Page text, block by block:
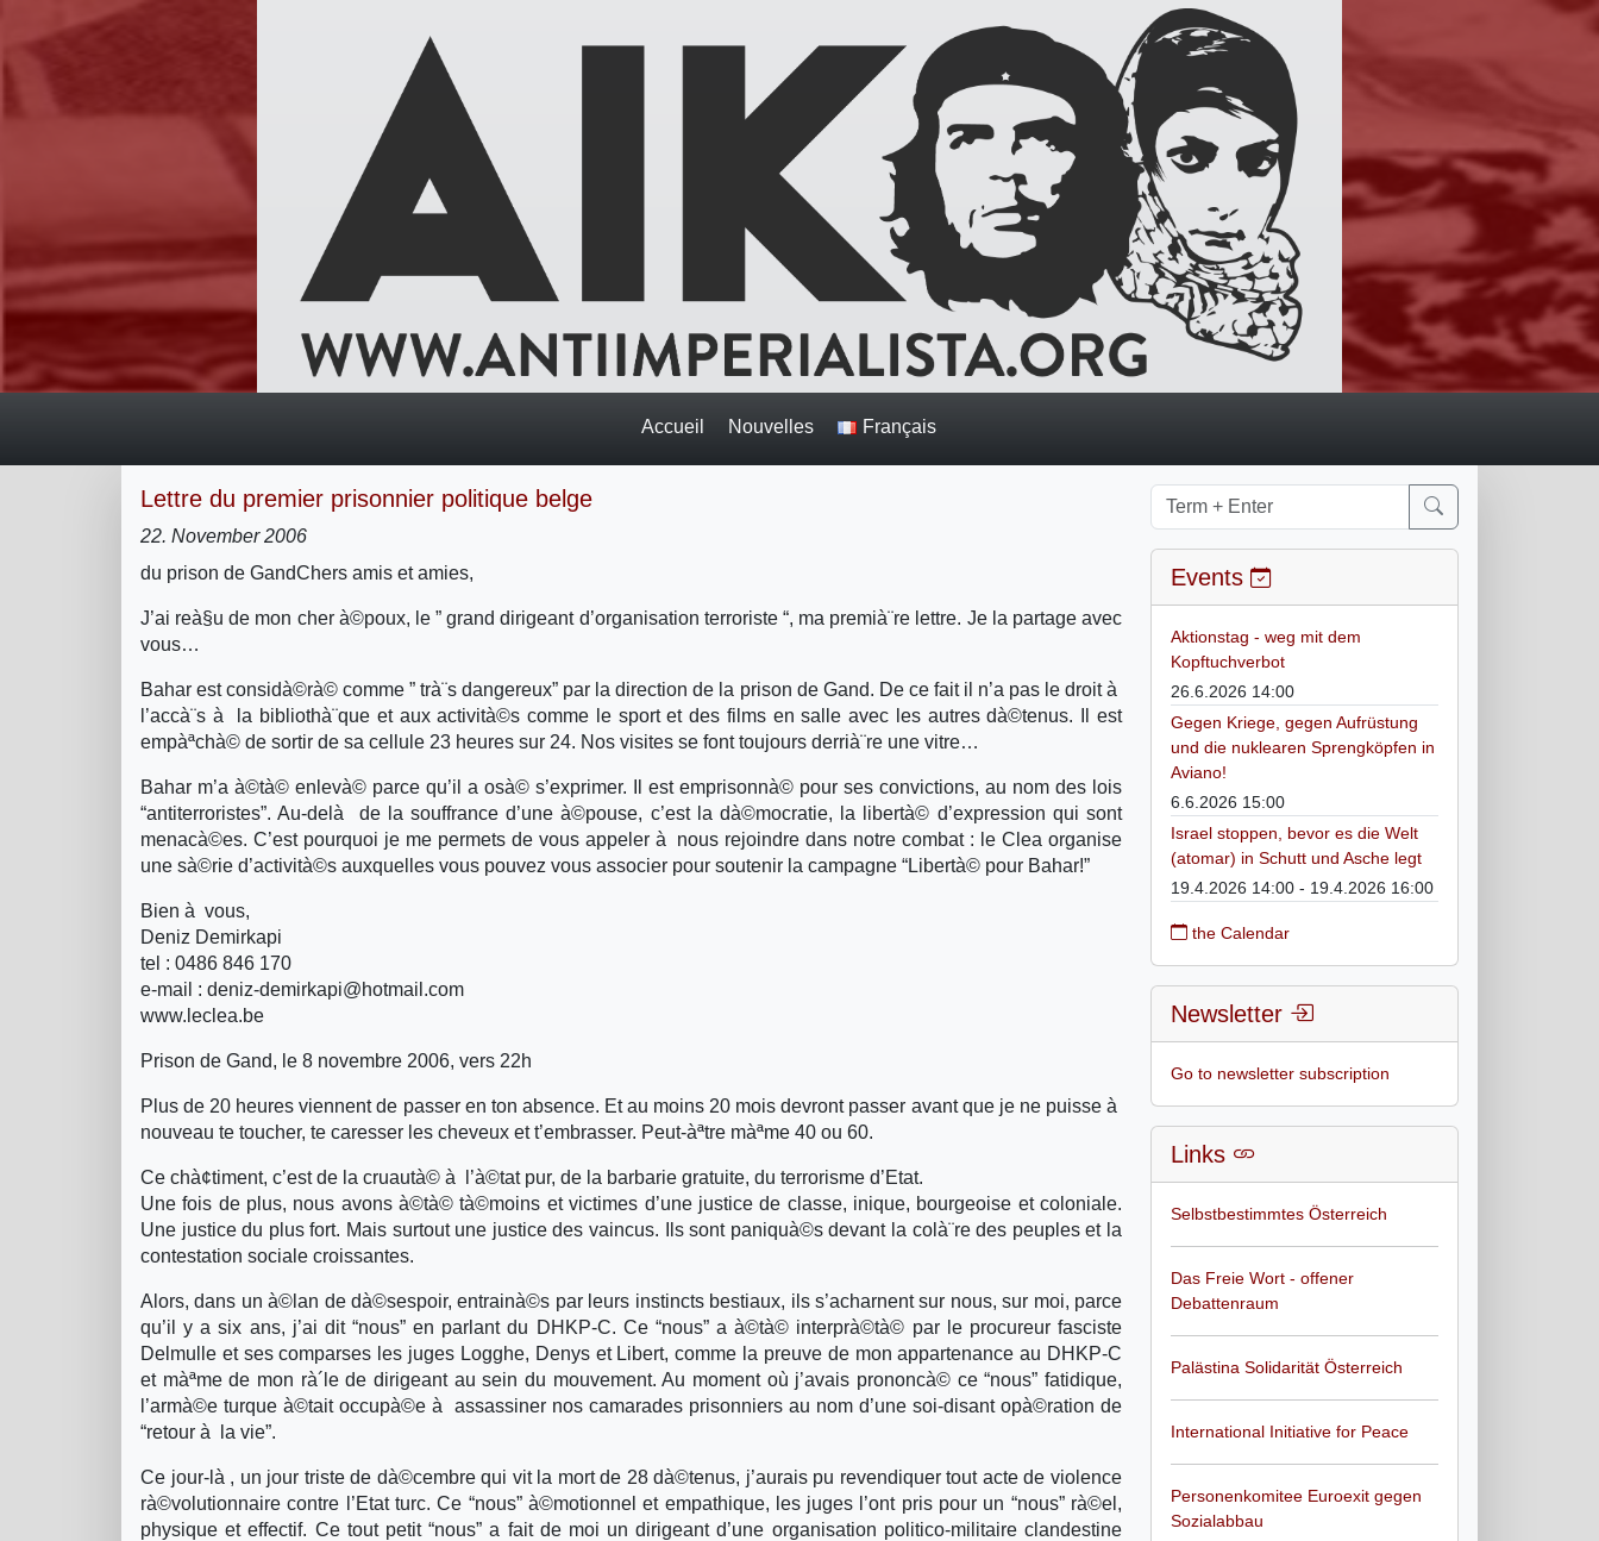
Accueil Nouvelles Français
Lettre du premier prisonnier politique belge
22. November 2006
du prison de GandChers amis et amies,
J’ai reà§u de mon cher à©poux, le ” grand dirigeant d’organisation terroriste “, ma premià¨re lettre. Je la partage avec
vous…
Bahar est considà©rà© comme ” trà¨s dangereux” par la direction de la prison de Gand. De ce fait il n’a pas le droit à
l’accà¨s à la bibliothà¨que et aux actività©s comme le sport et des films en salle avec les autres dà©tenus. Il est
empàªchà© de sortir de sa cellule 23 heures sur 24. Nos visites se font toujours derrià¨re une vitre…
Bahar m’a à©tà© enlevà© parce qu’il a osà© s’exprimer. Il est emprisonnà© pour ses convictions, au nom des lois
“antiterroristes”. Au-delà de la souffrance d’une à©pouse, c’est la dà©mocratie, la libertà© d’expression qui sont
menacà©es. C’est pourquoi je me permets de vous appeler à nous rejoindre dans notre combat : le Clea organise
une sà©rie d’actività©s auxquelles vous pouvez vous associer pour soutenir la campagne “Libertà© pour Bahar!”
Bien à vous,
Deniz Demirkapi
tel : 0486 846 170
e-mail : deniz-demirkapi@hotmail.com
www.leclea.be
Prison de Gand, le 8 novembre 2006, vers 22h
Plus de 20 heures viennent de passer en ton absence. Et au moins 20 mois devront passer avant que je ne puisse à
nouveau te toucher, te caresser les cheveux et t’embrasser. Peut-àªtre màªme 40 ou 60.
Ce chà¢timent, c’est de la cruautà© à l’à©tat pur, de la barbarie gratuite, du terrorisme d’Etat.
Une fois de plus, nous avons à©tà© tà©moins et victimes d’une justice de classe, inique, bourgeoise et coloniale.
Une justice du plus fort. Mais surtout une justice des vaincus. Ils sont paniquà©s devant la colà¨re des peuples et la
contestation sociale croissantes.
Alors, dans un à©lan de dà©sespoir, entrainà©s par leurs instincts bestiaux, ils s’acharnent sur nous, sur moi, parce
qu’il y a six ans, j’ai dit “nous” en parlant du DHKP-C. Ce “nous” a à©tà© interprà©tà© par le procureur fasciste
Delmulle et ses comparses les juges Logghe, Denys et Libert, comme la preuve de mon appartenance au DHKP-C
et màªme de mon rà´le de dirigeant au sein du mouvement. Au moment où j’avais prononcà© ce “nous” fatidique,
l’armà©e turque à©tait occupà©e à assassiner nos camarades prisonniers au nom d’une soi-disant opà©ration de
“retour à la vie”.
Ce jour-là , un jour triste de dà©cembre qui vit la mort de 28 dà©tenus, j’aurais pu revendiquer tout acte de violence
rà©volutionnaire contre l’Etat turc. Ce “nous” à©motionnel et empathique, les juges l’ont pris pour un “nous” rà©el,
physique et effectif. Ce tout petit “nous” a fait de moi un dirigeant d’une organisation politico-militaire clandestine
Events
Aktionstag - weg mit dem
Kopftuchverbot
26.6.2026 14:00
Gegen Kriege, gegen Aufrüstung
und die nuklearen Sprengköpfen in
Aviano!
6.6.2026 15:00
Israel stoppen, bevor es die Welt
(atomar) in Schutt und Asche legt
19.4.2026 14:00 - 19.4.2026 16:00
the Calendar
Newsletter
Go to newsletter subscription
Links
Selbstbestimmtes Österreich
Das Freie Wort - offener
Debattenraum
Palästina Solidarität Österreich
International Initiative for Peace
Personenkomitee Euroexit gegen
Sozialabbau